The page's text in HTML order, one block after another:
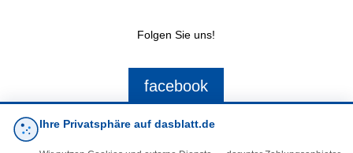
Folgen Sie uns!
facebook
Ihre Privatsphäre auf dasblatt.de